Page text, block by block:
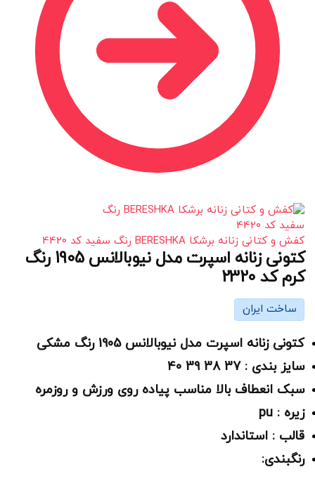
کفش و کتانی زنانه برشکا BERESHKA رنگ سفید کد 4420
کتونی زنانه اسپرت مدل نیوبالانس 1905 رنگ
کرم کد 2320
ساخت ایران
کتونی زنانه اسپرت مدل نیوبالانس 1905 رنگ مشکی
سایز بندی : 37 38 39 40
سبک انعطاف بالا مناسب پیاده روی ورزش و روزمره
زیره : pu
قالب : استاندارد
رنگبندی: